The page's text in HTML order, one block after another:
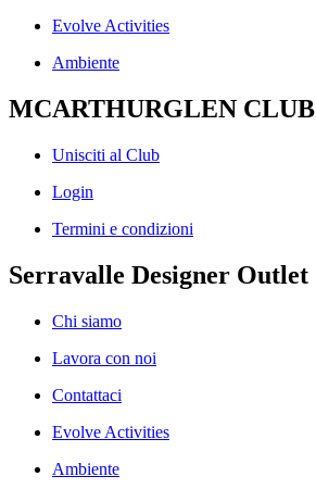
Evolve Activities
Ambiente
MCARTHURGLEN CLUB
Unisciti al Club
Login
Termini e condizioni
Serravalle Designer Outlet
Chi siamo
Lavora con noi
Contattaci
Evolve Activities
Ambiente